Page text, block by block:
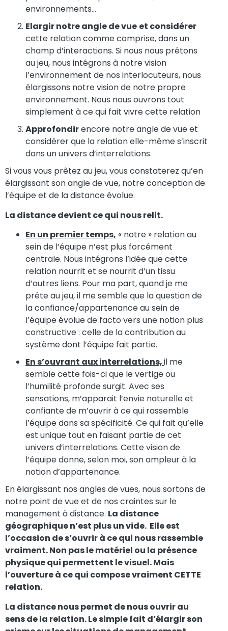
environnements…
Elargirnotre angle de vue et considérer
cette relation comme comprise, dans un
champ d’interactions. Si nous nous prêtons
au jeu, nous intégrons à notre vision
l’environnement de nos interlocuteurs, nous
élargissons notre vision de notre propre
environnement. Nous nous ouvrons tout
simplement à ce qui fait vivre cette relation
Approfondirencore notre angle de vue et
considérer que la relation elle-même s’inscrit
dans un univers d’interrelations.
Si vous vous prêtez au jeu, vous constaterez qu’en
élargissant son angle de vue, notre conception de
l’équipe et de la distance évolue.
La distance devient ce qui nous relit.
En un premier temps, « notre » relation au
sein de l’équipe n’est plus forcément
centrale. Nous intégrons l’idée que cette
relation nourrit et se nourrit d’un tissu
d’autres liens. Pour ma part, quand je me
prête au jeu, il me semble que la question de
la confiance/appartenance au sein de
l’équipe évolue de facto vers une notion plus
constructive : celle de la contribution au
système dont l’équipe fait partie.
En s’ouvrant aux interrelations,il me
semble cette fois-ci que le vertige ou
l’humilité profonde surgit. Avec ses
sensations, m’apparait l’envie naturelle et
confiante de m’ouvrir à ce qui rassemble
l’équipe dans sa spécificité. Ce qui fait qu’elle
est unique tout en faisant partie de cet
univers d’interrelations. Cette vision de
l’équipe donne, selon moi, son ampleur à la
notion d’appartenance.
En élargissant nos angles de vues, nous sortons de
notre point de vue et de nos craintes sur le
management à distance. La distance
géographique n’est plus un vide. Elle est
l’occasion de s’ouvrir à ce qui nous rassemble
vraiment. Non pas le matériel ou la présence
physique qui permettent le visuel. Mais
l’ouverture à ce qui compose vraiment CETTE
relation.
La distance nous permet de nous ouvrir au
sens de la relation. Le simple fait d’élargir son